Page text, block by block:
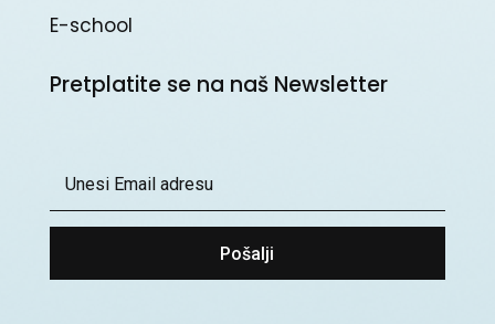
E-school
Pretplatite se na naš Newsletter
Pošalji